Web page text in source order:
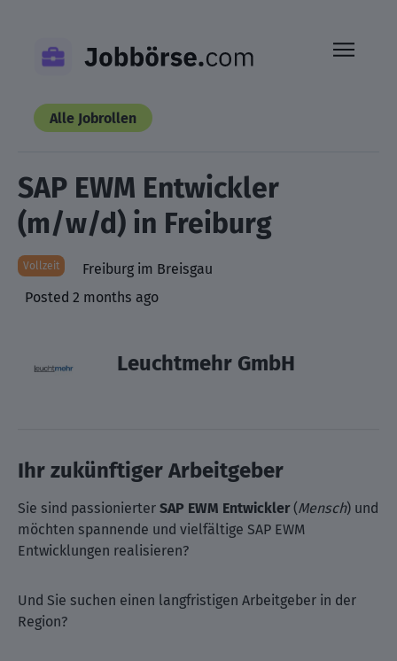
content
Alle Jobrollen
SAP EWM Entwickler
(m/w/d) in Freiburg
Vollzeit
Freiburg im Breisgau
Posted 2 months ago
Leuchtmehr GmbH
Ihr zukünftiger Arbeitgeber
Sie sind passionierter SAP EWM Entwickler(Mensch) und
möchten spannende und vielfältige SAP EWM
Entwicklungen realisieren?
Und Sie suchen einen langfristigen Arbeitgeber in der
Region?